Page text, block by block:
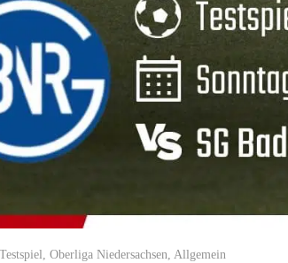
Testspiel, Oberliga Niedersachsen, Allgemein